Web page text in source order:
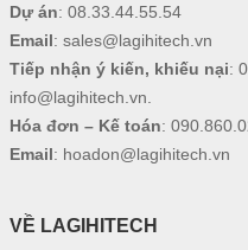
Dự án: 08.33.44.55.54
Email: sales@lagihitech.vn
Tiếp nhận ý kiến, khiếu nại:
info@lagihitech.vn
Hóa đơn – Kế toán:
Email: hoadon@lagihitech.vn
VỀ LAGIHITECH